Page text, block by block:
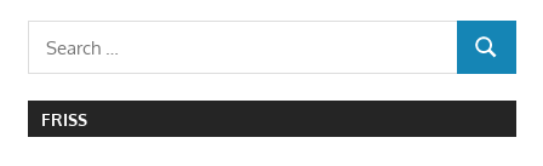
SEARCH
FRISS